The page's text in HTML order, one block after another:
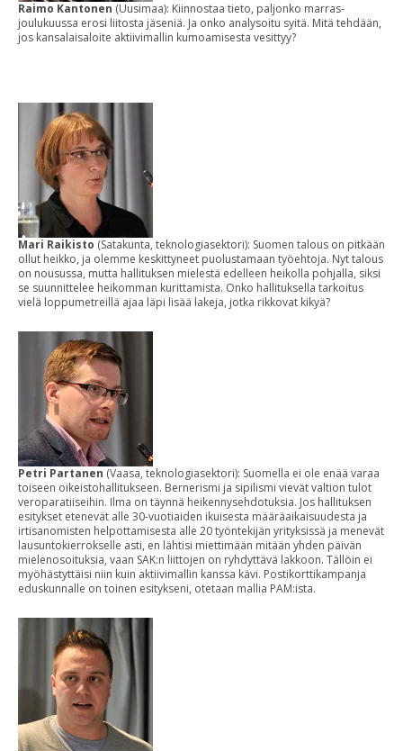
Raimo Kantonen (Uusimaa): Kiinnostaa tieto, paljonko marras-
joulukuussa erosi liitosta jäseniä. Ja onko analysoitu syitä. Mitä tehdään,
jos kansalaisaloite aktiivimallin kumoamisesta vesittyy?
Mari Raikisto (Satakunta, teknologiasektori): Suomen talous on pitkään
ollut heikko, ja olemme keskittyneet puolustamaan työehtoja. Nyt talous
on nousussa, mutta hallituksen mielestä edelleen heikolla pohjalla, siksi
se suunnittelee heikomman kurittamista. Onko hallituksella tarkoitus
vielä loppumetreillä ajaa läpi lisää lakeja, jotka rikkovat kikyä?
Petri Partanen (Vaasa, teknologiasektori): Suomella ei ole enää varaa
toiseen oikeistohallitukseen. Bernerismi ja sipilismi vievät valtion tulot
veroparatiiseihin. Ilma on täynnä heikennysehdotuksia. Jos hallituksen
esitykset etenevät alle 30-vuotiaiden ikuisesta määräaikaisuudesta ja
irtisanomisten helpottamisesta alle 20 työntekijän yrityksissä ja menevät
lausuntokierrokselle asti, en lähtisi miettimään mitään yhden päivän
mielenosoituksia, vaan SAK:n liittojen on ryhdyttävä lakkoon. Tällöin ei
myöhästyttäisi niin kuin aktiivimallin kanssa kävi. Postikorttikampanja
eduskunnalle on toinen esitykseni, otetaan mallia PAM:ista.